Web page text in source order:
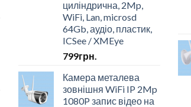
циліндрична, 2Mp,
WiFi, Lan, microsd
64Gb, аудіо, пластик,
ICSee / XMEye
799грн.
Камера металева
зовнішня WiFi IP 2Mp
1080P запис відео на